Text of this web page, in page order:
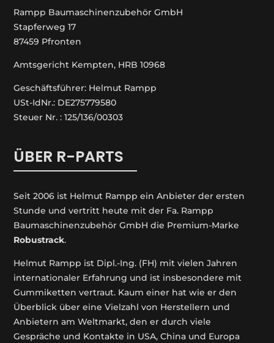
Rampp Baumaschinenzubehör GmbH
Stapferweg 17
87459 Pfronten
Amtsgericht Kempten, HRB 10968
Geschäftsführer: Helmut Rampp
USt-IdNr.: DE275779580
Steuer Nr. : 125/136/00303
ÜBER R-PARTS
Seit 2006 ist Helmut Rampp ein An­bieter der ersten
Stunde und vertritt heute mit der Fa. Rampp
Baumaschinenzubehör GmbH die Premium-Marke
Robustrack.
Helmut Rampp ist Dipl.-Ing. (FH) mit vielen Jahren
internationaler Erfahrung und ist insbesondere mit
Gummiketten vertraut. Kaum einer hat wie er den
Überblick über eine Vielzahl von Herstellern und
Anbietern am Weltmarkt, den er durch viele
Gespräche und Kontakte in USA, China und Europa